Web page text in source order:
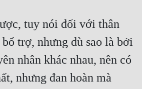
tuy nói đối với thân
trợ, nhưng dù sao là bởi
nhân khác nhau, nên có
nhưng đan hoàn mà